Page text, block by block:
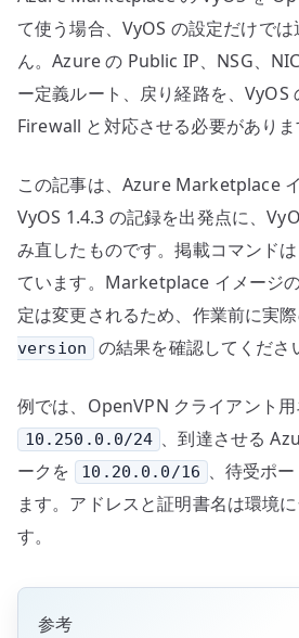
構
成
て使う場合、VyOS の設定だけで
ん。Azure の Public IP、NSG、
ー定義ルート、戻り経路を、VyOS
Firewall と対応させる必要がありま
この記事は、Azure Marketplace
VyOS 1.4.3 の記録を出発点に、
み直したものです。掲載コマンド
ています。Marketplace イメージ
定は変更されるため、作業前に実
version
の結果を確認してくださ
例では、OpenVPN クライアント
10.250.0.0/24 、到達させる
ークを
10.20.0.0/16 、待受ポ
ます。アドレスと証明書名は環境
す。
参考